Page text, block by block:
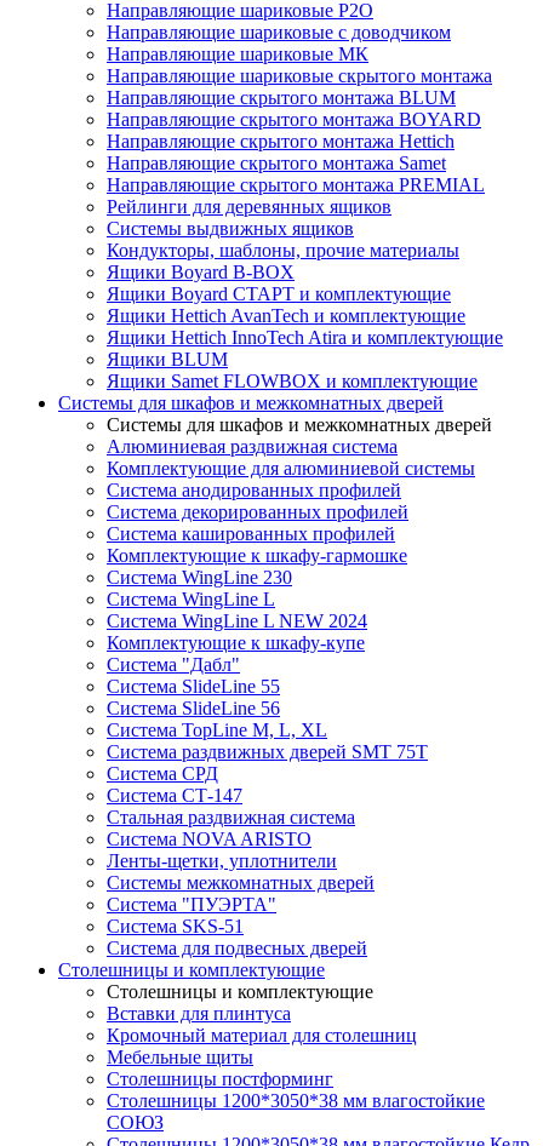
Направляющие шариковые P2O
Направляющие шариковые с доводчиком
Направляющие шариковые МК
Направляющие шариковые скрытого монтажа
Направляющие скрытого монтажа BLUM
Направляющие скрытого монтажа BOYARD
Направляющие скрытого монтажа Hettich
Направляющие скрытого монтажа Samet
Направляющие скрытого монтажа PREMIAL
Рейлинги для деревянных ящиков
Системы выдвижных ящиков
Кондукторы, шаблоны, прочие материалы
Ящики Boyard B-BOX
Ящики Boyard СТАРТ и комплектующие
Ящики Hettich AvanTech и комплектующие
Ящики Hettich InnoTech Atira и комплектующие
Ящики BLUM
Ящики Samet FLOWBOX и комплектующие
Системы для шкафов и межкомнатных дверей
Системы для шкафов и межкомнатных дверей
Алюминиевая раздвижная система
Комплектующие для алюминиевой системы
Система анодированных профилей
Система декорированных профилей
Система кашированных профилей
Комплектующие к шкафу-гармошке
Система WingLine 230
Система WingLine L
Система WingLine L NEW 2024
Комплектующие к шкафу-купе
Система "Дабл"
Система SlideLine 55
Система SlideLine 56
Система TopLine M, L, XL
Система раздвижных дверей SMT 75T
Система СРД
Система СТ-147
Стальная раздвижная система
Система NOVA ARISTO
Ленты-щетки, уплотнители
Системы межкомнатных дверей
Система "ПУЭРТА"
Система SKS-51
Система для подвесных дверей
Столешницы и комплектующие
Столешницы и комплектующие
Вставки для плинтуса
Кромочный материал для столешниц
Мебельные щиты
Столешницы постформинг
Столешницы 1200*3050*38 мм влагостойкие
СОЮЗ